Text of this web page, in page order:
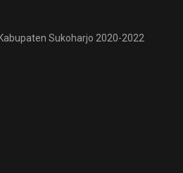
Sukoharjo 2020-2022